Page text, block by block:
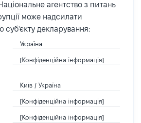
агентство з питань
може надсилати
суб'єкту декларування:
Україна
[Конфіденційна інформація]
Київ / Україна
[Конфіденційна інформація]
[Конфіденційна інформація]